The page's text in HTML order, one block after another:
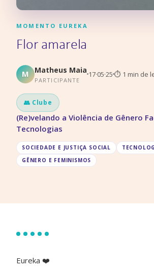
MOMENTO EUREKA
Flor amarela
M Matheus Maia
PARTICIPANTE
17·05·25 ⏱ 1 min de
👥 Clube
(Re)velando a Violência de Gênero
Tecnologias
SOCIEDADE E JUSTIÇA SOCIAL
GÊNERO E FEMINISMOS
Eureka ❤️